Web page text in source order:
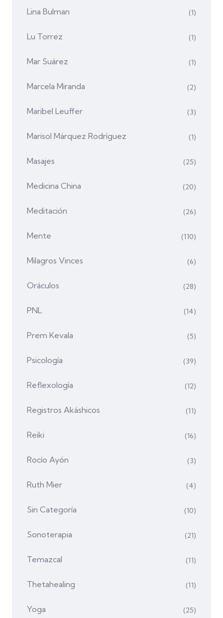
Lina Bulman (1)
Lu Torrez (1)
Mar Suárez (1)
Marcela Miranda (2)
Maribel Leuffer (3)
Marisol Márquez Rodríguez (1)
Masajes (25)
Medicina China (20)
Meditación (26)
Mente (110)
Milagros Vinces (6)
Oráculos (28)
PNL (14)
Prem Kevala (5)
Psicología (39)
Reflexología (12)
Registros Akáshicos (11)
Reiki (16)
Rocío Ayón (3)
Ruth Mier (4)
Sin Categoría (10)
Sonoterapia (21)
Temazcal (11)
Thetahealing (11)
Yoga (25)